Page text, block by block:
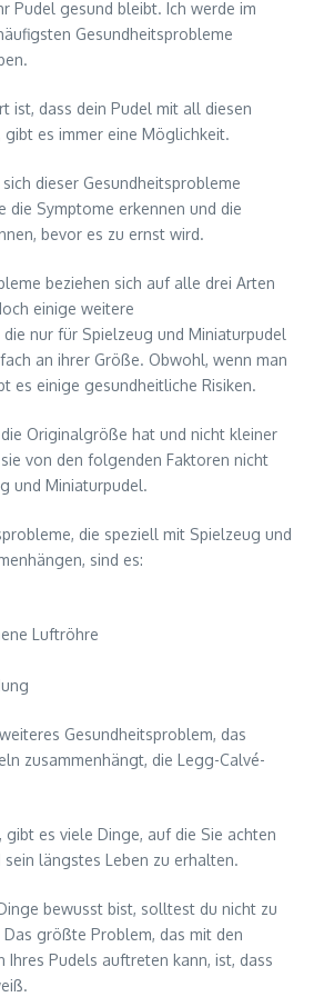
Pudel gesund bleibt. Ich werde im
Gesundheitsprobleme
ist, dass dein Pudel mit all diesen
es immer eine Möglichkeit.
dieser Gesundheitsprobleme
die Symptome erkennen und die
bevor es zu ernst wird.
beziehen sich auf alle drei Arten
einige weitere
nur für Spielzeug und Miniaturpudel
an ihrer Größe. Obwohl, wenn man
es einige gesundheitliche Risiken.
Originalgröße hat und nicht kleiner
von den folgenden Faktoren nicht
und Miniaturpudel.
die speziell mit Spielzeug und
sind es:
Luftröhre
Gesundheitsproblem, das
zusammenhängt, die Legg-Calvé-
gibt es viele Dinge, auf die Sie achten
längstes Leben zu erhalten.
bewusst bist, solltest du nicht zu
größte Problem, das mit den
Ihres Pudels auftreten kann, ist, dass